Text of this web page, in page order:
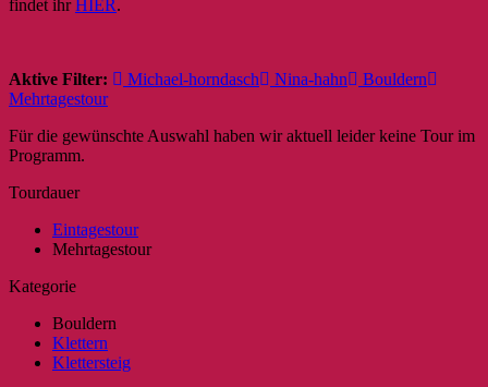
findet ihrHIER.
Aktive Filter: Michael-horndasch Nina-hahn
Bouldern
Mehrtagestour
Für die gewünschte Auswahl haben wir aktuell leider keine Tour im
Programm.
Tourdauer
Eintagestour
Mehrtagestour
Kategorie
Bouldern
Klettern
Klettersteig